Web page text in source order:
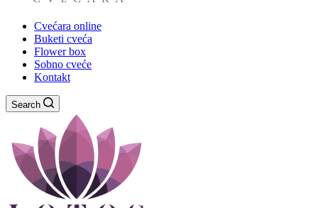
Cvećara online
Buketi cveća
Flower box
Sobno cveće
Kontakt
Search